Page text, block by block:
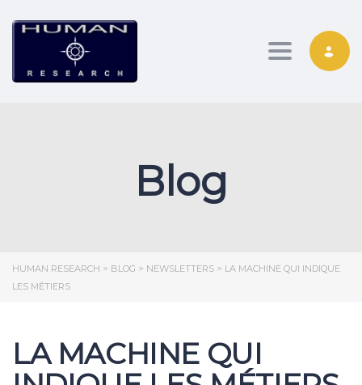
Toggle
Blog
HUMAN RESEARCH > BLOG > NEWSLETTERS > LA MACHINE QUI INDIQUE
LES MÉTIERS
LA MACHINE QUI